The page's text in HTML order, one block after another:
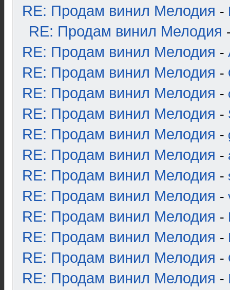
RE: Продам винил Мелодия -
RE: Продам винил Мелодия
RE: Продам винил Мелодия -
RE: Продам винил Мелодия -
RE: Продам винил Мелодия -
RE: Продам винил Мелодия -
RE: Продам винил Мелодия -
RE: Продам винил Мелодия -
RE: Продам винил Мелодия -
RE: Продам винил Мелодия -
RE: Продам винил Мелодия -
RE: Продам винил Мелодия -
RE: Продам винил Мелодия -
RE: Продам винил Мелодия -